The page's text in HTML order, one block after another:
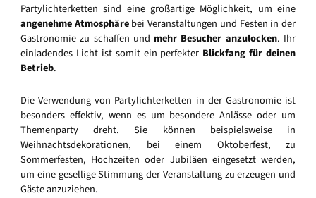
Partylichterketten sind eine großartige Möglichkeit, um eine
angenehme Atmosphärebei Veranstaltungen und Festen in der
Gastronomie zu schaffen und mehr Besucher anzulocken. Ihr
einladendes Licht ist somit ein perfekter Blickfang für deinen
Betrieb.
Die Verwendung von Partylichterketten in der Gastronomie ist
besonders effektiv, wenn es um besondere Anlässe oder um
Themenparty dreht. Sie können beispielsweise in
Weihnachtsdekorationen, bei einem Oktoberfest, zu
Sommerfesten, Hochzeiten oder Jubiläen eingesetzt werden,
um eine gesellige Stimmung der Veranstaltung zu erzeugen und
Gäste anzuziehen.